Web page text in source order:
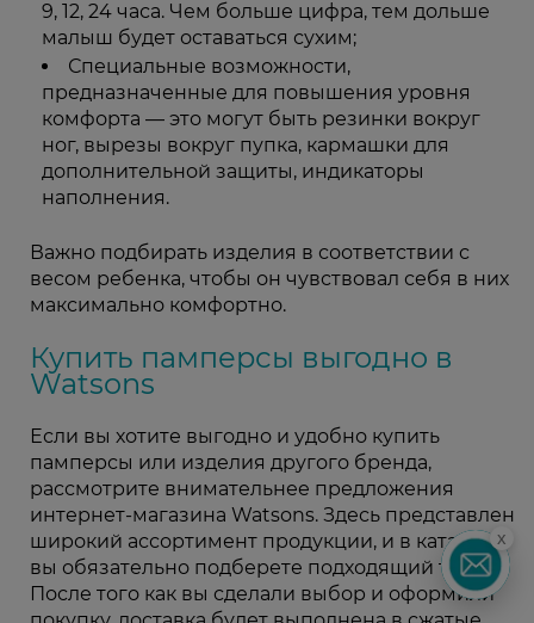
9, 12, 24 часа. Чем больше цифра, тем дольше
малыш будет оставаться сухим;
Специальные возможности,
предназначенные для повышения уровня
комфорта — это могут быть резинки вокруг
ног, вырезы вокруг пупка, кармашки для
дополнительной защиты, индикаторы
наполнения.
Важно подбирать изделия в соответствии с
весом ребенка, чтобы он чувствовал себя в них
максимально комфортно.
Купить памперсы выгодно в
Watsons
Если вы хотите выгодно и удобно купить
памперсы или изделия другого бренда,
рассмотрите внимательнее предложения
интернет-магазина Watsons. Здесь представлен
широкий ассортимент продукции, и в каталоге
вы обязательно подберете подходящий товар.
После того как вы сделали выбор и оформили
x